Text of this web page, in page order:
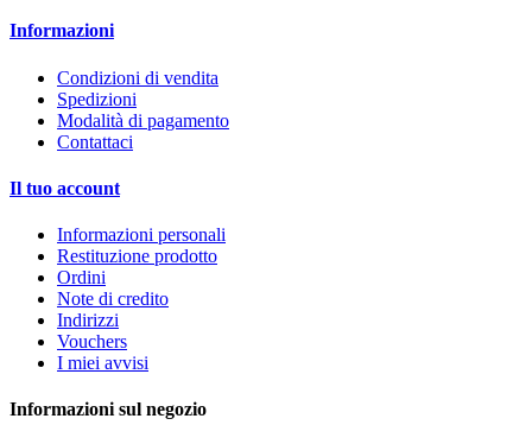
Informazioni
Condizioni di vendita
Spedizioni
Modalità di pagamento
Contattaci
Il tuo account
Informazioni personali
Restituzione prodotto
Ordini
Note di credito
Indirizzi
Vouchers
I miei avvisi
Informazioni sul negozio